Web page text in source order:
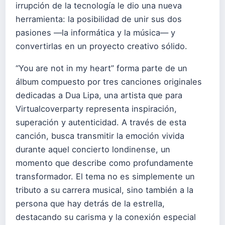
irrupción de la tecnología le dio una nueva
herramienta: la posibilidad de unir sus dos
pasiones —la informática y la música— y
convertirlas en un proyecto creativo sólido.
“You are not in my heart” forma parte de un
álbum compuesto por tres canciones originales
dedicadas a Dua Lipa, una artista que para
Virtualcoverparty representa inspiración,
superación y autenticidad. A través de esta
canción, busca transmitir la emoción vivida
durante aquel concierto londinense, un
momento que describe como profundamente
transformador. El tema no es simplemente un
tributo a su carrera musical, sino también a la
persona que hay detrás de la estrella,
destacando su carisma y la conexión especial